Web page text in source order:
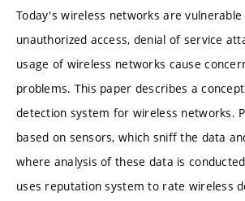
Today's wireless networks are
unauthorized access, denial of service
usage of wireless networks cause
problems. This paper describes a
detection system for wireless networks.
based on sensors, which sniff the data
where analysis of these data is
uses reputation system to rate wireless